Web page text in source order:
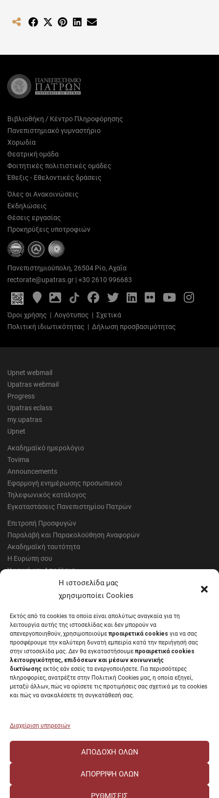
Η ιστοσελίδα μας
χρησιμοποίει Cookies
Εκτός από τα cookies τα οποία είναι απολύτως αναγκαία για τη
λειτουργία αυτής της ιστοσελίδας και δεν μπορούν να
απενεργοποιηθούν, χρησιμοποιούμε προαιρετικά cookies για να σας
προσφέρουμε την καλύτερη δυνατή εμπειρία κατά την περιήγησή σας
στην ιστοσελίδα μας. Δεν θα εγκαταστήσουμε προαιρετικά cookies
λειτουργικότητας, επιδόσεων και μέσων κοινωνικής
δικτύωσης εκτός εάν εσείς τα ενεργοποιήσετε. Για περισσότερες
πληροφορίες, ανατρέξτε στην Πολιτική Cookies μας, η οποία εξηγεί,
μεταξύ άλλων, πώς να ορίσετε τις προτιμήσεις σας σχετικά με τα cookies
και πώς να ανακαλέσετε τη συγκατάθεσή σας.
Διαχείριση υπηρεσιών
ΑΠΟΔΟΧΉ ΌΛΩΝ
ΑΠΌΡΡΙΨΗ ΌΛΩΝ
ΡΥΘΜΊΣΕΙΣ
Share Share
(Twitter)
Share Share
Βιβλιοθήκη / Κέντρο Πληροφόρησης
Πανεπιστημιακό γυμναστήριο
Χορωδία
Θεατρική ομάδα
Φοιτητικές πολιτιστικές ομάδες
Έθεξις - Εθελοντικές δράσεις
Όλες οι Ανακοινώσεις
Εκδηλώσεις
Θέσεις εργασίας
Προκηρύξεις υποτροφιών
Πανεπιστημιούπολη, 26504 Ρίο, Αχαΐα
rectorate@upatras.gr |+30 2610 996683
Google
Maps
Photo
Gallery
FacebookTwitterLinkedIn
FlickrYouTube
Όροι χρήσης | Λογότυπος | Σχετικά
Πολιτική ιδιωτικότητας | Δήλωση προσβασιμότητας
Upnet webmail
Upatras webmail
Progress
Upatras eclass
my.upatras
Upnet
Ακαδημαϊκό ημερολόγιο
Tovima
Announcements
Εφαρμογή ενημέρωσης προσωπικού
Τηλεφωνικός κατάλογος
Εγκαταστάσεις Πανεπιστημίου Πατρών
Επιτροπή Προσφυγών
Παραλαβή και Παρακολούθηση Αναφορών
Ακαδημαϊκή ταυτότητα
Η Ευρώπη σου
Υγιεινή και Ασφάλεια
Έντυπα Οικονομικής Υπηρεσίας
Έντυπα Διοικητικών Υπηρεσιών
Μητρώα αξιολογητών
Δημόσια Διαβούλευση
Συνεδριάσεις Συγκλήτου
Συνεδριάσεις Συμβουλίου Διοίκησης
EUNICoast European University